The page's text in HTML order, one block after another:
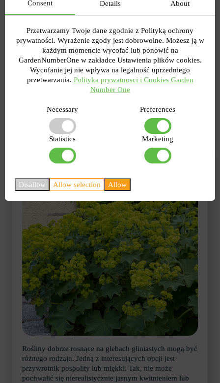
Przeciętny coreopsis to ładny kulisty krzew, który osiąga
30-50 cm wysokości i mniej więcej tyle samo
szerokości. Liście są zwykle jasne, ciemnozielone, a ich
kształt może się różnić w zależności od odmiany.
Kwitnienie nachyłków jest dość długie. Z reguły
rozpoczyna się w połowie lata i kończy wczesną
jesienią. Nawet jeśli roślina żyje na glebach
będzie najlepszy. Jeśli chodzi o wybór kolorów, jest on
ogromny: katalog zawiera najlepsze odmiany.
Rośliny dobrze rosnące na glebach gliniastych mogą być
różnego rodzaju. Jedną z interesujących opcji jest
przywrotnik pospolity lub miękki. Tak, nie może
pochwalić się nierealistycznie jasnym kwitnieniem lub
Consent Details About
Przetwarzamy Twoje dane zgodnie z Polityką ochrony
prywatności. Wyrażenie zgody jest dobrowolne. Możesz ją w
każdym momencie wycofać lub ponowić na
GardenNumberOne w zakładce Ustawienia plików cookies.
Wycofanie jej nie wpływa na legalność uprzedniego
przetwarzania. Polityka prywatnosci i Cookies Garden
Number One
Necessary Preferences
Statistics Marketing
Disallow Allow selection Allow